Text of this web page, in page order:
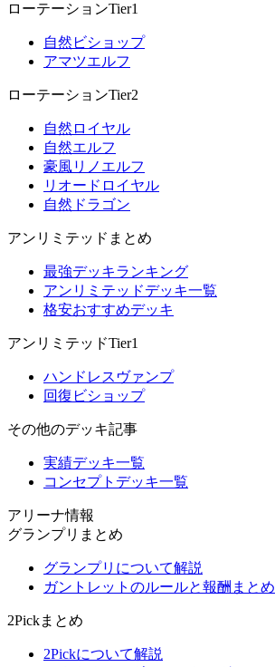
ローテーションTier1
自然ビショップ
アマツエルフ
ローテーションTier2
自然ロイヤル
自然エルフ
豪風リノエルフ
リオードロイヤル
自然ドラゴン
アンリミテッドまとめ
最強デッキランキング
アンリミテッドデッキ一覧
格安おすすめデッキ
アンリミテッドTier1
ハンドレスヴァンプ
回復ビショップ
その他のデッキ記事
実績デッキ一覧
コンセプトデッキ一覧
アリーナ情報
グランプリまとめ
グランプリについて解説
ガントレットのルールと報酬まとめ
2Pickまとめ
2Pickについて解説